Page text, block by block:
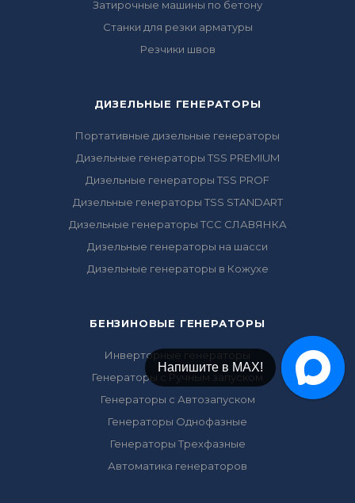
Затирочные машины по бетону
Станки для резки арматуры
Резчики швов
ДИЗЕЛЬНЫЕ ГЕНЕРАТОРЫ
Портативные дизельные генераторы
Дизельные генераторы TSS PREMIUM
Дизельные генераторы TSS PROF
Дизельные генераторы TSS STANDART
Дизельные генераторы ТСС СЛАВЯНКА
Дизельные генераторы на шасси
Дизельные генераторы в Кожухе
БЕНЗИНОВЫЕ ГЕНЕРАТОРЫ
Инверторные генераторы
Генераторы с Ручным запуском
Генераторы с Автозапуском
Генераторы Однофазные
Генераторы Трехфазные
Автоматика генераторов
Напишите в Telegram!
Напишите в МАХ!